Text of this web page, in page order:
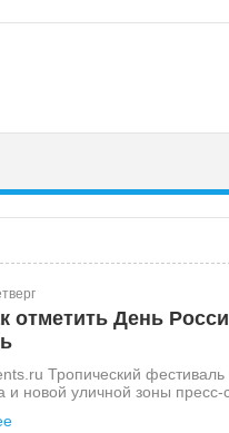
отметить День
Тропический
и новой уличной зоны